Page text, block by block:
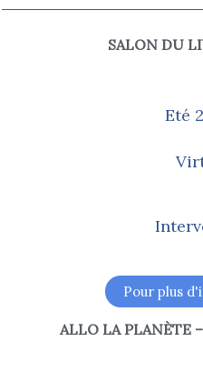
SALON DU
Eté
Pour plus
ALLO LA PLANÈTE